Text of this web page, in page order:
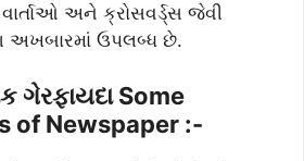
અને ક્રોસવર્ડ્સ જેવી
ઉપલબ્ધ છે.
ગેરફાયદા Some
of Newspaper :-